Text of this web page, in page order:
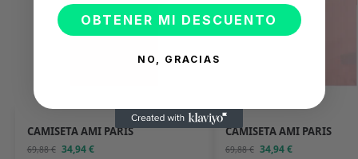
CAMISETA AMI PARIS
69,88€ 34,94€
CAMISETA AMI PARIS
69,88€ 34,94€
OBTENER MI DESCUENTO
NO, GRACIAS